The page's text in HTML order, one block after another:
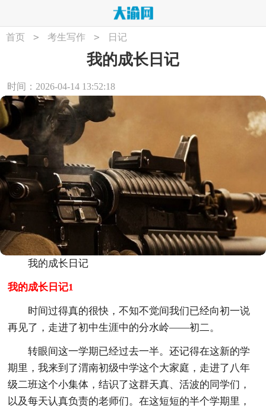
首页 > 考生写作 > 日记
我的成长日记
时间：2026-04-14 13:52:18
我的成长日记
我的成长日记1
时间过得真的很快，不知不觉间我们已经向初一说
再见了，走进了初中生涯中的分水岭——初二。
转眼间这一学期已经过去一半。还记得在这新的学
期里，我来到了渭南初级中学这个大家庭，走进了八年
级二班这个小集体，结识了这群天真、活波的同学们，
以及每天认真负责的老师们。在这短短的半个学期里，